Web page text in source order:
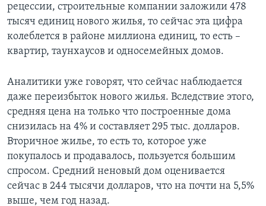
рецессии, строительные компании заложили 478
тысяч единиц нового жилья, то сейчас эта цифра
колеблется в районе миллиона единиц, то есть –
квартир, таунхаусов и односемейных домов.
Аналитики уже говорят, что сейчас наблюдается
даже переизбыток нового жилья. Вследствие этого,
средняя цена на только что построенные дома
снизилась на 4% и составляет 295 тыс. долларов.
Вторичное жилье, то есть то, которое уже
покупалось и продавалось, пользуется большим
спросом. Средний неновый дом оценивается
сейчас в 244 тысячи долларов, что на почти на 5,5%
выше, чем год назад.